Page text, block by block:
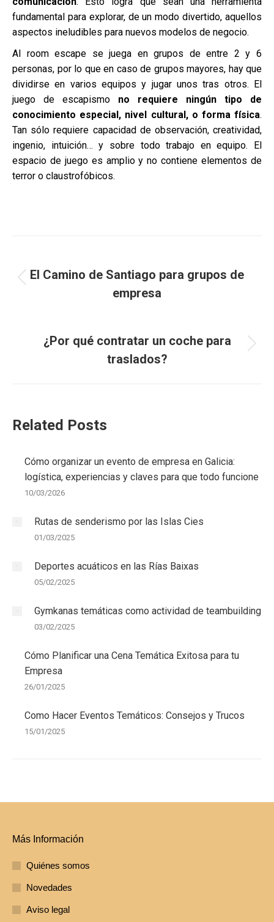
fundamental para explorar, de un modo divertido, aquellos
aspectos ineludibles para nuevos modelos de negocio.
Al room escape se juega en grupos de entre 2 y 6
personas, por lo que en caso de grupos mayores, hay que
dividirse en varios equipos y jugar unos tras otros. El
juego de escapismo no requiere ningún tipo de
conocimiento especial, nivel cultural, o forma física.
Tan sólo requiere capacidad de observación, creatividad,
ingenio, intuición… y sobre todo trabajo en equipo. El
espacio de juego es amplio y no contiene elementos de
terror o claustrofóbicos.
entre
Entrada
anterior:
El Camino de Santiago para grupos de
empresa
siguiente:
¿Por qué contratar un coche para
traslados?
Related Posts
Cómo organizar un evento de empresa en Galicia:
logística, experiencias y claves para que todo funcione
10/03/2026
Rutas de senderismo por las Islas Cies
01/03/2025
Deportes acuáticos en las Rías Baixas
05/02/2025
Gymkanas temáticas como actividad de teambuilding
03/02/2025
Cómo Planificar una Cena Temática Exitosa para tu
Empresa
26/01/2025
Como Hacer Eventos Temáticos: Consejos y Trucos
15/01/2025
Más Información
Quiénes somos
Novedades
Aviso legal